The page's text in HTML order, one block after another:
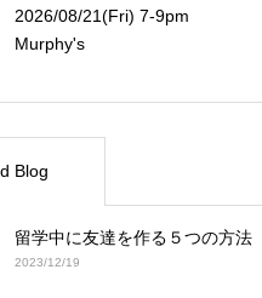
2026/08/21(Fri) 7-9pm
Murphy's
Blog
留学中に友達を作る５つの方法
2023/12/19